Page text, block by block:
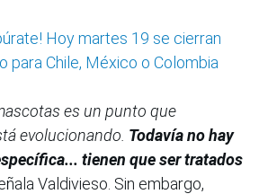
Hoy martes 19 se cierran
para Chile, México o Colombia
es un punto que
evolucionando. Todavía no hay
tienen que ser tratados
Valdivieso. Sin embargo,